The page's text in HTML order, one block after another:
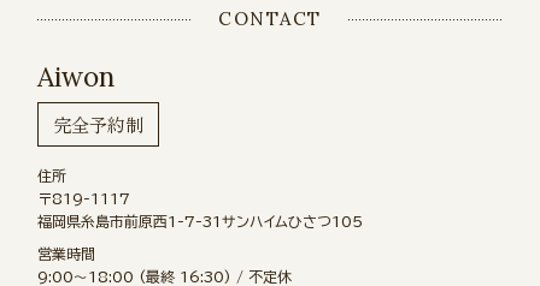
CONTACT
Aiwon
完全予約制
住所
〒819-1117
福岡県糸島市前原西1-7-31サンハイムひさつ105
営業時間
9:00〜18:00 (最終 16:30) / 不定休